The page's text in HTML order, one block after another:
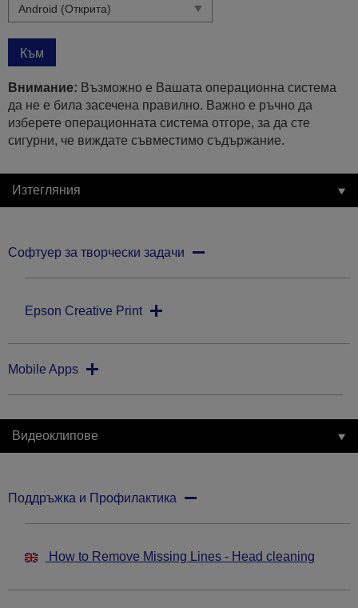
Към
Внимание: Възможно е Вашата операционна система
да не е била засечена правилно. Важно е ръчно да
изберете операционната система отгоре, за да сте
сигурни, че виждате съвместимо съдържание.
Изтегляния
Софтуер за творчески задачи
Epson Creative Print
Mobile Apps
Видеоклипове
Поддръжка и Профилактика
How to Remove Missing Lines - Head cleaning